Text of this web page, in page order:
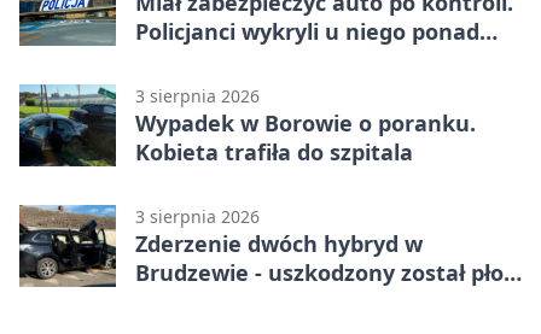
Policjanci wykryli u niego ponad
3 sierpnia 2026
Wypadek w Borowie o poranku.
Kobieta trafiła do szpitala
3 sierpnia 2026
Zderzenie dwóch hybryd w
Brudzewie - uszkodzony został płot